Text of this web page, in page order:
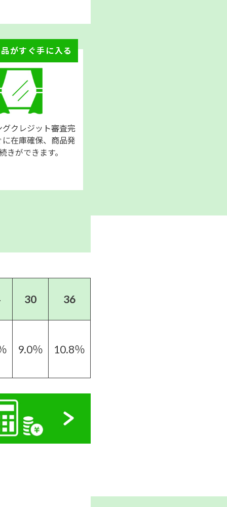
がすぐ手に入る
グクレジット審査完
に在庫確保、商品発
きができます。
30 36
9.0％ 10.8％